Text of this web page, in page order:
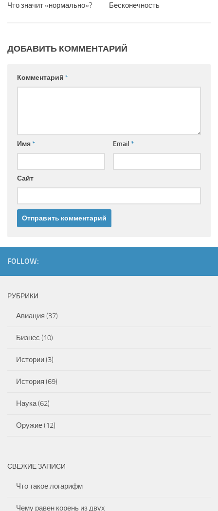
Что значит «нормально»? Бесконечность
ДОБАВИТЬ КОММЕНТАРИЙ
Комментарий *
Имя* Email *
Сайт
FOLLOW:
РУБРИКИ
Авиация (37)
Бизнес (10)
Истории(3)
История (69)
Наука(62)
Оружие(12)
СВЕЖИЕ ЗАПИСИ
Что такое логарифм
Чему равен корень из двух